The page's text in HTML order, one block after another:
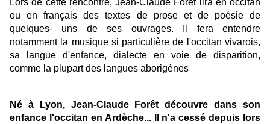
Lors de cette rencontre, Jean-Claude Forêt lira en occitan
ou en français des textes de prose et de poésie de
quelques- uns de ses ouvrages. Il fera entendre
notamment la musique si particulière de l'occitan vivarois,
sa langue d'enfance, dialecte en voie de disparition,
comme la plupart des langues aborigènes
Né à Lyon, Jean-Claude Forêt découvre dans son
enfance l'occitan en Ardèche... Il n'a cessé depuis lors